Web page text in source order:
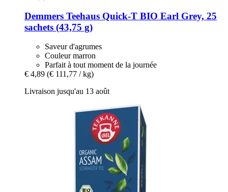
Demmers Teehaus Quick-​T BIO Earl Grey, 25
sachets (43,75 g)
Saveur d'agrumes
Couleur marron
Parfait à tout moment de la journée
€ 4,89 (€ 111,77 / kg)
Livraison jusqu'au 13 août